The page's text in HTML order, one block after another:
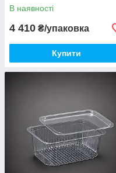
В наявності
4 410 ₴/упаковка
Купити